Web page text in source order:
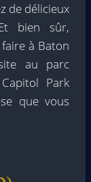
de délicieux
bien sûr,
à Baton
au parc
Park
que vous